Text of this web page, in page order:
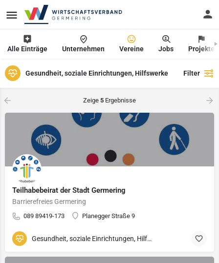
Alle Einträge Unternehmen Vereine Jobs Projekte
Gesundheit, soziale Einrichtungen, Hilfswerke Filter
Zeige 5 Ergebnisse
Teilhabebeirat der Stadt Germering
Barrierefreies Germering
089 89419-173 Planegger Straße 9
Gesundheit, soziale Einrichtungen, Hilfswerke